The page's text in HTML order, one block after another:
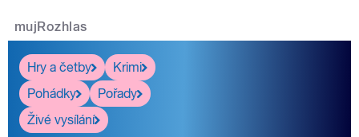
mujRozhlas
Hry a četby
Krimi
Pohádky
Pořady
Živé vysílání